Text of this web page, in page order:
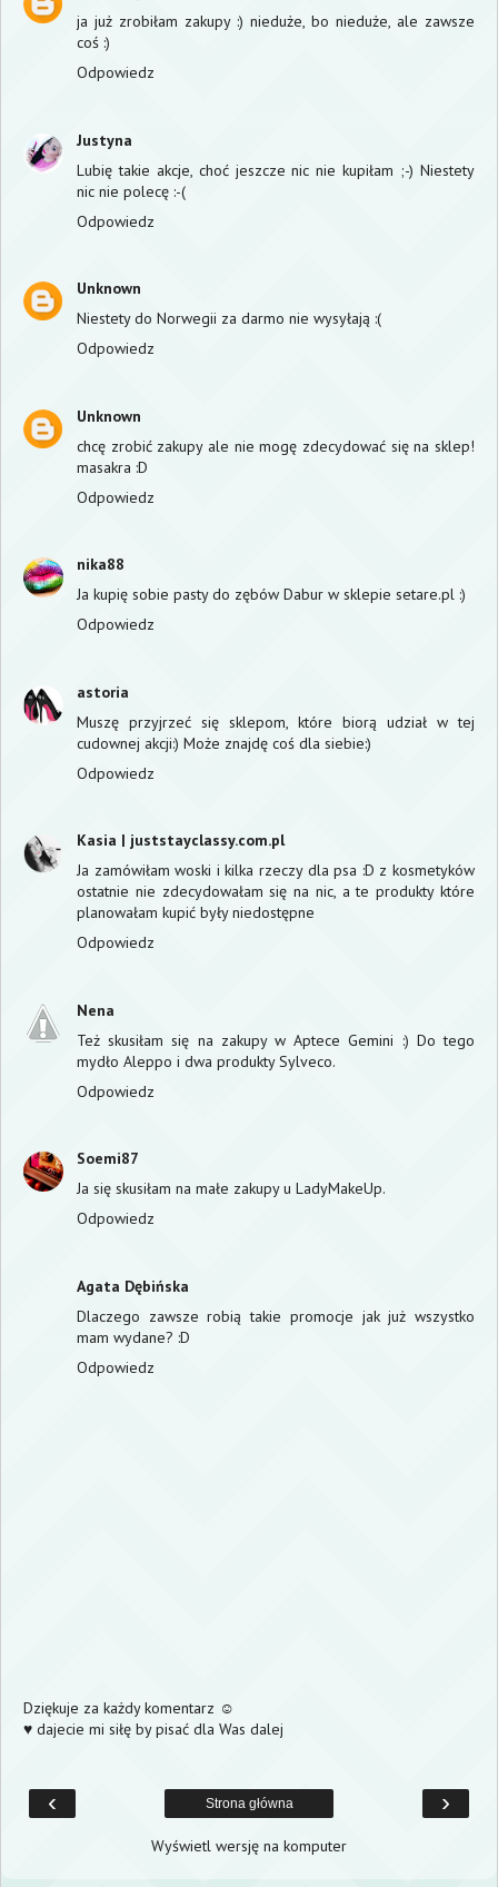
ja już zrobiłam zakupy :) nieduże, bo nieduże, ale zawsze
coś :)
Odpowiedz
Justyna
Lubię takie akcje, choć jeszcze nic nie kupiłam ;-) Niestety
nic nie polecę :-(
Odpowiedz
Unknown
Niestety do Norwegii za darmo nie wysyłają :(
Odpowiedz
Unknown
chcę zrobić zakupy ale nie mogę zdecydować się na sklep!
masakra :D
Odpowiedz
nika88
Ja kupię sobie pasty do zębów Dabur w sklepie setare.pl :)
Odpowiedz
astoria
Muszę przyjrzeć się sklepom, które biorą udział w tej
cudownej akcji:) Może znajdę coś dla siebie:)
Odpowiedz
Kasia | juststayclassy.com.pl
Ja zamówiłam woski i kilka rzeczy dla psa :D z kosmetyków
ostatnie nie zdecydowałam się na nic, a te produkty które
planowałam kupić były niedostępne
Odpowiedz
Nena
Też skusiłam się na zakupy w Aptece Gemini :) Do tego
mydło Aleppo i dwa produkty Sylveco.
Odpowiedz
Soemi87
Ja się skusiłam na małe zakupy u LadyMakeUp.
Odpowiedz
Agata Dębińska
Dlaczego zawsze robią takie promocje jak już wszystko
mam wydane? :D
Odpowiedz
Dziękuje za każdy komentarz ☺
♥ dajecie mi siłę by pisać dla Was dalej
‹ ›
Strona główna
Wyświetl wersję na komputer